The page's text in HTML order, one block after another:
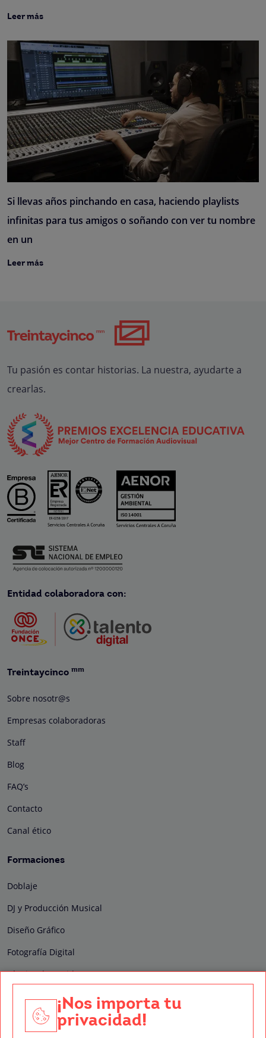
Leer más
Si llevas años pinchando en casa, haciendo playlists
infinitas para tus amigos o soñando con ver tu nombre
en un
Leer más
Tu pasión es contar historias. La nuestra, ayudarte a
crearlas.
Entidad colaboradora con:
Treintaycinco mm
Sobre nosotr@s
Empresas colaboradoras
Staff
Blog
FAQ’s
Contacto
Canal ético
Formaciones
Doblaje
DJ y Producción Musical
Diseño Gráfico
Fotografía Digital
Técnico de Sonido
Edición y Postproducción de Vídeo
Nuestros sellos de calidad
¡Nos importa tu
privacidad!